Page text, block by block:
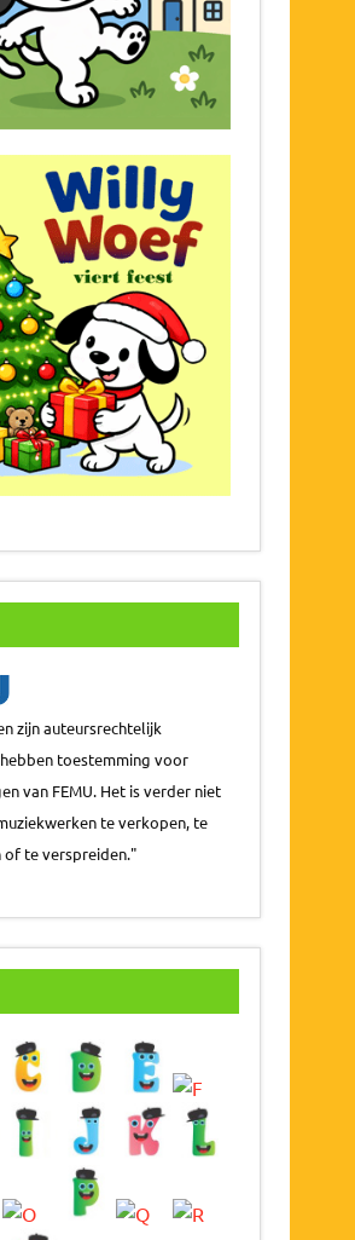
zijn auteursrechtelijk
toestemming voor
van FEMU. Het is verder niet
te verkopen, te
te verspreiden."